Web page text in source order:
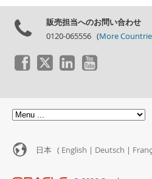
販売担当へのお問い合わせ
0120-065556 (More
日本 ( English | Deutsch |